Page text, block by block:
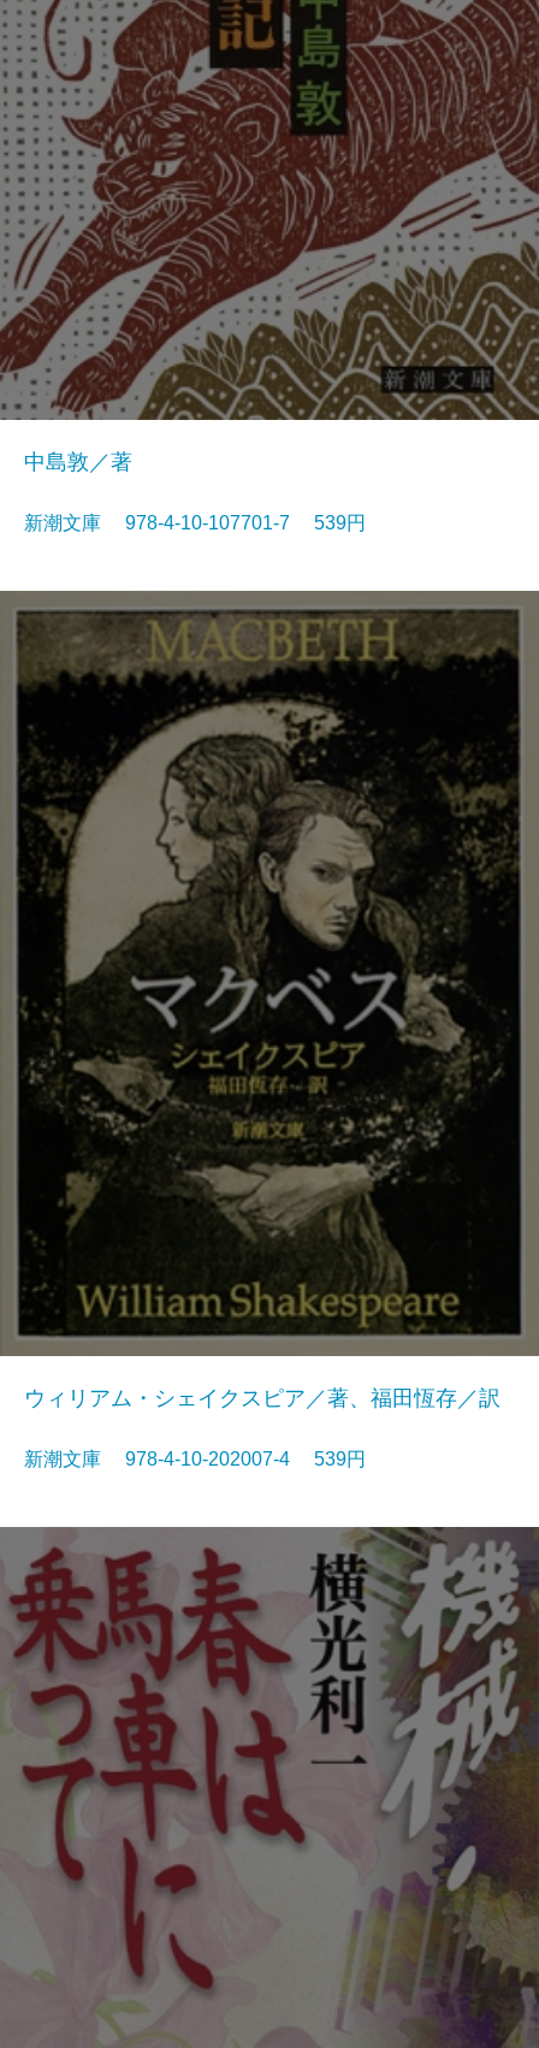
中島敦／著
新潮文庫 978-4-10-107701-7 539円
ウィリアム・シェイクスピア／著、福田恆存／訳
新潮文庫 978-4-10-202007-4 539円